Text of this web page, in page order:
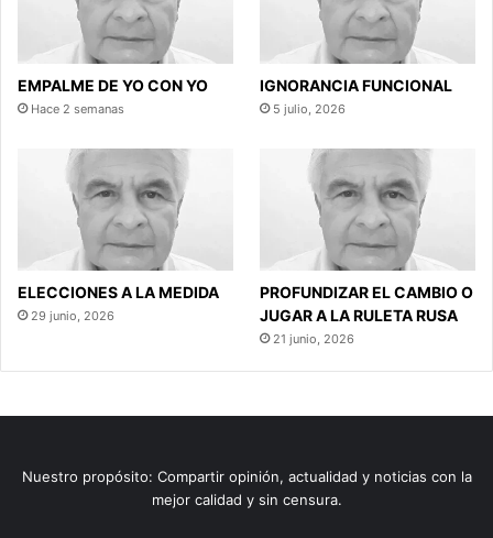
EMPALME DE YO CON YO
Hace 2 semanas
IGNORANCIA FUNCIONAL
5 julio, 2026
ELECCIONES A LA MEDIDA
29 junio, 2026
PROFUNDIZAR EL CAMBIO O
JUGAR A LA RULETA RUSA
21 junio, 2026
Nuestro propósito: Compartir opinión, actualidad y noticias con la
mejor calidad y sin censura.